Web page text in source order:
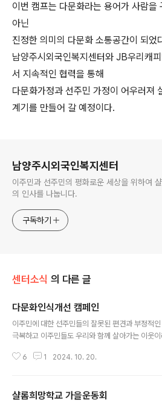
이번 캠프는 다문화라는 용어가 사람을
아닌
진정한 의미의 다문화 소통공간이 되었
남양주시외국인복지센터와 JB우리캐
서 지속적인 협력을 통해
다문화가정과 선주민 가정이 어우러져
계기를 만들어 갈 예정이다.
남양주시외국인복지센터
이주민과 선주민의 평화로운 세상을 위하여
의 인사를 나눕니다.
구독하기
센터소식 의 다른 글
다문화인식개선 캠페인
이주민에 대한 선주민들의 잘못된 편견과 부정적
극복하고 이주민들도 우리와 함께 살아가는 이웃이
가 추진하는 지역상권활성화 행사에 동참하여 이주
한 차별금지를 위한 인식개선 사진 전시와YES or
6 1 2024. 10. 20.
샬롬희망학교 가을운동회